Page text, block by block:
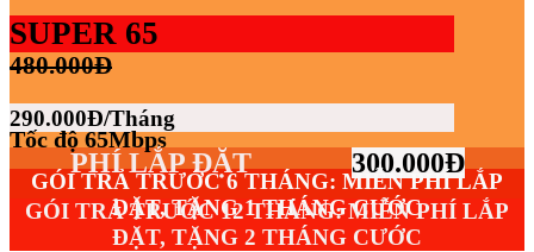
SUPER 65
480.000Đ
290.000Đ/Tháng
Tốc độ 65Mbps
PHÍ LẮP ĐẶT 300.000Đ
GÓI TRẢ TRƯỚC 6 THÁNG: MIỄN PHÍ LẮP
ĐẶT, TẶNG 1 THÁNG CƯỚC
GÓI TRẢ TRƯỚC 12 THÁNG: MIỄN PHÍ LẮP
ĐẶT, TẶNG 2 THÁNG CƯỚC